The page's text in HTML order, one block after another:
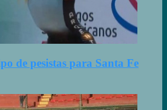
de pesistas para Santa Fe